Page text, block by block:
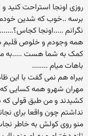
روزی اونجا استراحت کنید
برسه ..خوب که شدین
نگرانم .....اونجا
همه وجودم و خلوص قلبم
کمک به شما هست .....به
باهات میام ........
بیراه هم نمی گفت با این
مهران شهرو همه کسایی
کشیدند و من طبق قولی که
نداشتم چون واقعا برای
منو روی کولش به خاطر